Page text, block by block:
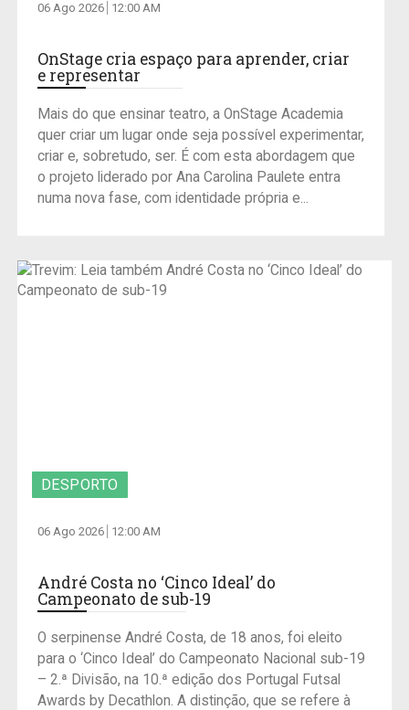
06 Ago 2026 12:00 AM
OnStage cria espaço para aprender, criar
e representar
Mais do que ensinar teatro, a OnStage Academia
quer criar um lugar onde seja possível experimentar,
criar e, sobretudo, ser. É com esta abordagem que
o projeto liderado por Ana Carolina Paulete entra
numa nova fase, com identidade própria e...
DESPORTO
06 Ago 2026 12:00 AM
André Costa no ‘Cinco Ideal’ do
Campeonato de sub-19
O serpinense André Costa, de 18 anos, foi eleito
para o ‘Cinco Ideal’ do Campeonato Nacional sub-19
– 2.ª Divisão, na 10.ª edição dos Portugal Futsal
Awards by Decathlon. A distinção, que se refere à